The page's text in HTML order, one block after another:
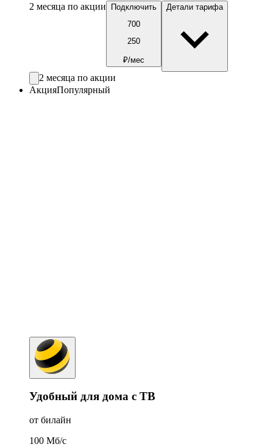
2 месяца по акции
Подключить
700
250
₽/мес
Детали тарифа
2 месяца по акции
АкцияПопулярный
Удобный для дома с ТВ
от билайн
100 Мб/c